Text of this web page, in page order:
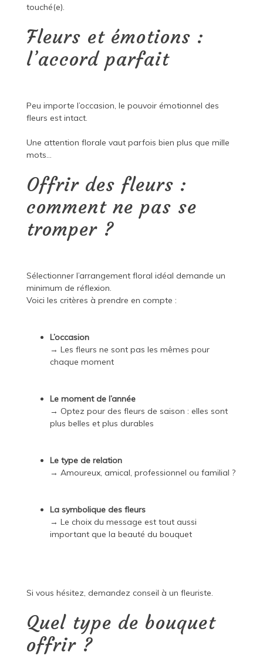
touché(e).
Fleurs et émotions :
l’accord parfait
Peu importe l’occasion, le pouvoir émotionnel des
fleurs est intact.
Une attention florale vaut parfois bien plus que mille
mots…
Offrir des fleurs :
comment ne pas se
tromper ?
Sélectionner l’arrangement floral idéal demande un
minimum de réflexion.
Voici les critères à prendre en compte :
L’occasion
→ Les fleurs ne sont pas les mêmes pour
chaque moment
Le moment de l’année
→ Optez pour des fleurs de saison : elles sont
plus belles et plus durables
Le type de relation
→ Amoureux, amical, professionnel ou familial ?
La symbolique des fleurs
→ Le choix du message est tout aussi
important que la beauté du bouquet
Si vous hésitez, demandez conseil à un fleuriste.
Quel type de bouquet
offrir ?